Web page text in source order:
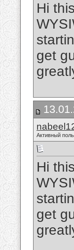
Hi
get
Активный
Hi
get